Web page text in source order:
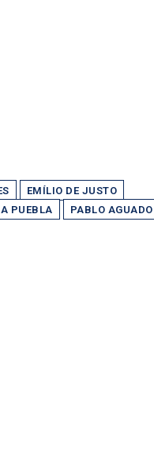
EMÍLIO DE JUSTO
PUEBLA
PABLO AGUADO